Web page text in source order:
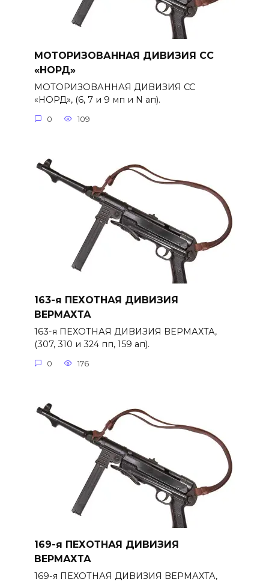
МОТОРИЗОВАННАЯ ДИВИЗИЯ СС
«НОРД»
МОТОРИЗОВАННАЯ ДИВИЗИЯ СС
«НОРД», (6, 7 и 9 мп и N ап).
0 109
163-я ПЕХОТНАЯ ДИВИЗИЯ
ВЕРМАХТА
163-я ПЕХОТНАЯ ДИВИЗИЯ ВЕРМАХТА,
(307, 310 и 324 пп, 159 ап).
0 176
169-я ПЕХОТНАЯ ДИВИЗИЯ
ВЕРМАХТА
169-я ПЕХОТНАЯ ДИВИЗИЯ ВЕРМАХТА,